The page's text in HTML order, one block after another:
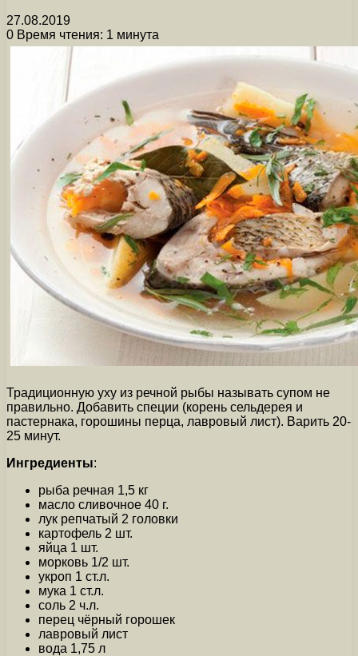
27.08.2019
0 Время чтения: 1 минута
Традиционную уху из речной рыбы называть супом не
правильно. Добавить специи (корень сельдерея и
пастернака, горошины перца, лавровый лист). Варить 20-
25 минут.
Ингредиенты:
рыба речная 1,5 кг
масло сливочное 40 г.
лук репчатый 2 головки
картофель 2 шт.
яйца 1 шт.
морковь 1/2 шт.
укроп 1 ст.л.
мука 1 ст.л.
соль 2 ч.л.
перец чёрный горошек
лавровый лист
вода 1,75 л